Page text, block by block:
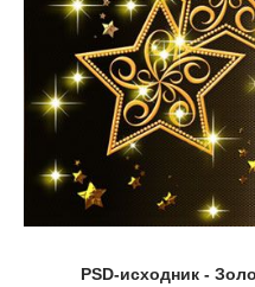
PSD-исходник -